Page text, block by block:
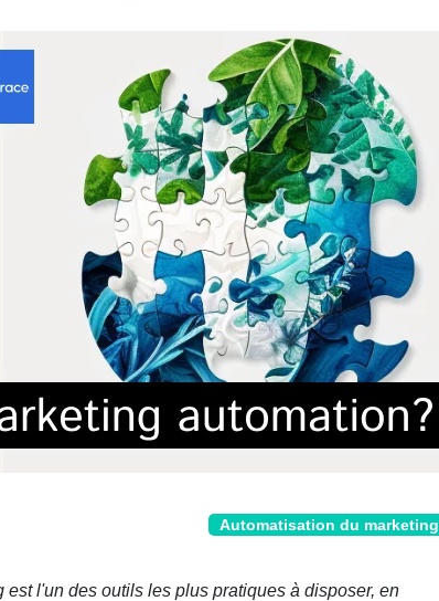
Automatisation du marketing
l'un des outils les plus pratiques à disposer, en